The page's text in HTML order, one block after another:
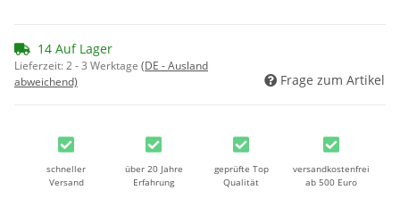
14 Auf Lager
Lieferzeit:2 - 3 Werktage (DE - Ausland
abweichend)
Frage zum Artikel
schneller
Versand
über 20 Jahre
Erfahrung
geprüfte Top
Qualität
versandkostenfrei
ab 500 Euro